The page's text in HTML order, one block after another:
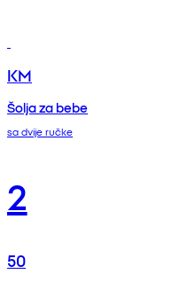
KM
Šolja za bebe
sa dvije ručke
2
50